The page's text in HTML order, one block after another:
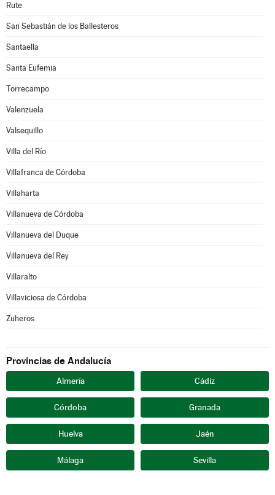
Rute
San Sebastián de los Ballesteros
Santaella
Santa Eufemia
Torrecampo
Valenzuela
Valsequillo
Villa del Río
Villafranca de Córdoba
Villaharta
Villanueva de Córdoba
Villanueva del Duque
Villanueva del Rey
Villaralto
Villaviciosa de Córdoba
Zuheros
Provincias de Andalucía
Almería Cádiz
Córdoba Granada
Huelva Jaén
Málaga Sevilla